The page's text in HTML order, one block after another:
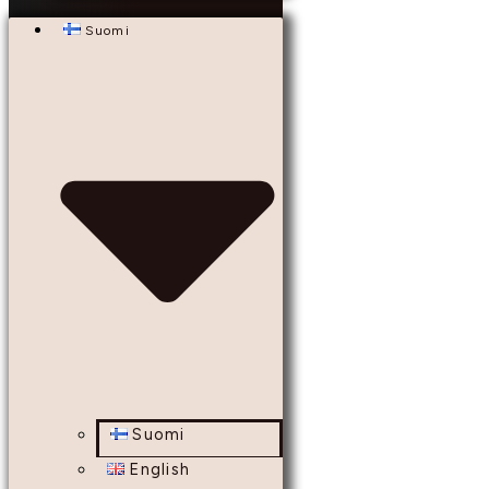
Suomi
Suomi
English